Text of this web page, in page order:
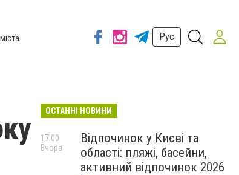
Рус
ОСТАННІ НОВИНИ
Відпочинок у Києві та
області: пляжі, басейни,
активний відпочинок 2026
17:00
Вчора